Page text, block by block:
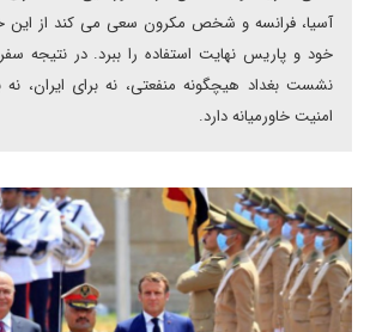
آسیا، فرانسه و شخص مکرون سعی می کند از این
خود و پاریس نهایت استفاده را ببرد. در نتیجه
نشست بغداد هیچگونه منفعتی، نه برای ایران، نه
امنیت خاورمیانه دارد.